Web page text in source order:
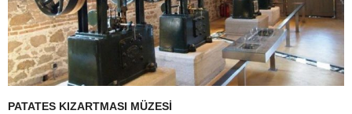
PATATES KIZARTMASI MÜZESİ